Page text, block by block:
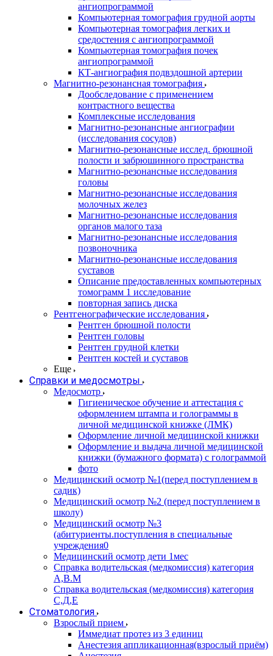
ангиопрограммой
Компьютерная томография грудной аорты
Компьютерная томография легких и
средостения с ангиопрограммой
Компьютерная томография почек
ангиопрограммой
КТ-ангиография подвздошной артерии
Магнитно-резонансная томография
Дообследование с применением
контрастного вещества
Комплексные исследования
Магнитно-резонансные ангиографии
(исследования сосудов)
Магнитно-резонансные исслед. брюшной
полости и забрюшинного пространства
Магнитно-резонансные исследования
головы
Магнитно-резонансные исследования
молочных желез
Магнитно-резонансные исследования
органов малого таза
Магнитно-резонансные исследования
позвоночника
Магнитно-резонансные исследования
суставов
Описание предоставленных компьютерных
томограмм 1 исследование
повторная запись диска
Рентгенографические исследования
Рентген брюшной полости
Рентген головы
Рентген грудной клетки
Рентген костей и суставов
Еще
Справки и медосмотры
Медосмотр
Гигиеническое обучение и аттестация с
оформлением штампа и голограммы в
личной медицинской книжке (ЛМК)
Оформление личной медицинской книжки
Оформление и выдача личной медицинской
книжки (бумажного формата) с голограммой
фото
Медицинский осмотр №1(перед поступлением в
садик)
Медицинский осмотр №2 (перед поступлением в
школу)
Медицинский осмотр №3
(абитуриенты.поступления в специальные
учреждения0
Медицинский осмотр дети 1мес
Справка водительская (медкомиссия) категория
А,В.М
Справка водительская (медкомиссия) категория
С,Д,Е
Стоматология
Взрослый прием
Иммедиат протез из 3 единиц
Анестезия аппликационная(взрослый приём)